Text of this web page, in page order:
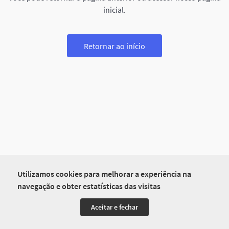
Utilizamos cookies para melhorar a experiência na
navegação e obter estatísticas das visitas
Aceitar e fechar
inicial.
Retornar ao início